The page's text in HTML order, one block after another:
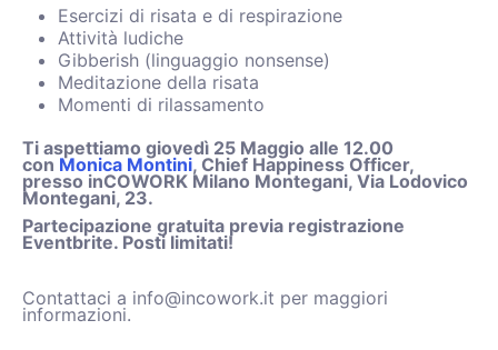
Esercizi di risata e di respirazione
Attività ludiche
Gibberish (linguaggio nonsense)
Meditazione della risata
Momenti di rilassamento
Ti aspettiamo giovedì 25 Maggio alle 12.00
con Monica Montini, Chief Happiness Officer,
presso inCOWORK Milano Montegani, Via Lodovico
Montegani, 23.
Partecipazione gratuita previa registrazione
Eventbrite. Posti limitati!
Contattaci a info@incowork.it per maggiori
informazioni.